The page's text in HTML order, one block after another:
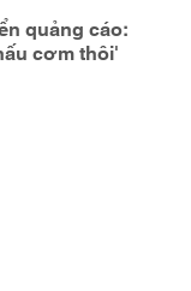
quảng cáo:
cơm thôi'